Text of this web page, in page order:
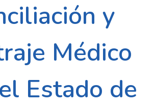
y
Médico
Estado de